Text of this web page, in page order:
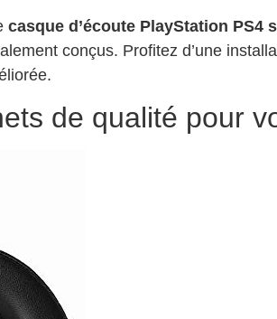
casque d’écoute PlayStation PS4
conçus. Profitez d’une
de qualité pour